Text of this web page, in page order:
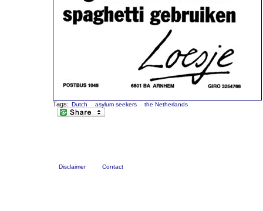
Tags: Dutch asylum seekers the Netherlands
Disclaimer Contact